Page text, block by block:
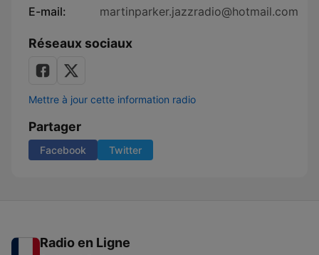
E-mail:
martinparker.jazzradio@hotmail.com
Réseaux sociaux
Mettre à jour cette information radio
Partager
Facebook Twitter
Radio en Ligne